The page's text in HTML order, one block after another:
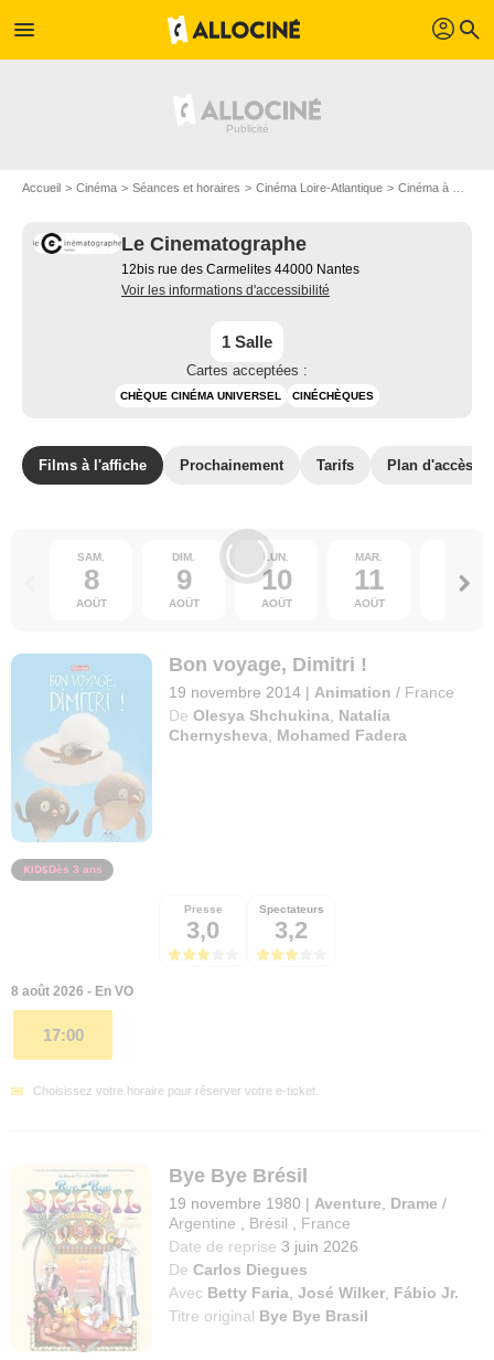
menu profil search
Accueil Cinéma Séances et horaires Cinéma Loire-Atlantique Cinéma à Nantes
Le Cinematographe
12bis rue des Carmelites 44000 Nantes
Voir les informations d'accessibilité
1 Salle
Cartes acceptées :
CHÈQUE CINÉMA UNIVERSEL CINÉCHÈQUES
Films à l'affiche Prochainement Tarifs Plan d'accès
SAM.
8
AOÛT
DIM.
9
AOÛT
LUN.
10
AOÛT
MAR.
11
AOÛT
12
Bon voyage, Dimitri !
19 novembre 2014 | Animation / France
De Olesya Shchukina
Natalia
Chernysheva
Mohamed Fadera
Dès 3 ans
Presse
3,0
Spectateurs
3,2
8 août 2026 - En VO
17:00
Choisissez votre horaire pour réserver votre e-ticket.
Bye Bye Brésil
19 novembre 1980 | Aventure Drame /
Argentine
Brésil
France
Date de reprise 3 juin 2026
De Carlos Diegues
Avec Betty Faria ,José Wilker Fábio Jr.
Titre original Bye Bye Brasil